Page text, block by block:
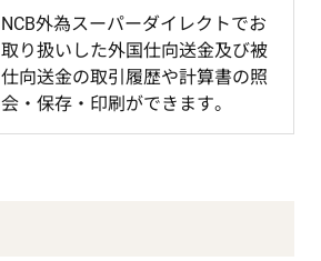
NCB外為スーパーダイレクトでお
取り扱いした外国仕向送金及び被
仕向送金の取引履歴や計算書の照
会・保存・印刷ができます。